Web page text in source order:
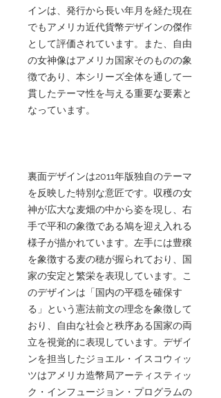
インは、発行から長い年月を経た現在
でもアメリカ近代貨幣デザインの傑作
として評価されています。また、自由
の女神像はアメリカ国家そのものの象
徴であり、本シリーズ全体を通して一
貫したテーマ性を与える重要な要素と
なっています。
裏面デザインは2011年版独自のテーマ
を反映した特別な意匠です。収穫の女
神が広大な麦畑の中から姿を現し、右
手で平和の象徴である鳩を迎え入れる
様子が描かれています。左手には豊穣
を象徴する麦の穂が握られており、国
家の安定と繁栄を表現しています。こ
のデザインは「国内の平穏を確保す
る」という憲法前文の理念を象徴して
おり、自由な社会と秩序ある国家の両
立を視覚的に表現しています。デザイ
ンを担当したジョエル・イスコウィッ
ツはアメリカ造幣局アーティスティッ
ク・インフュージョン・プログラムの